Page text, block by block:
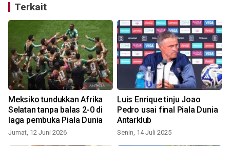
Terkait
Meksiko tundukkan Afrika
Selatan tanpa balas 2-0 di
laga pembuka Piala Dunia
Jumat, 12 Juni 2026
Luis Enrique tinju Joao
Pedro usai final Piala Dunia
Antarklub
Senin, 14 Juli 2025